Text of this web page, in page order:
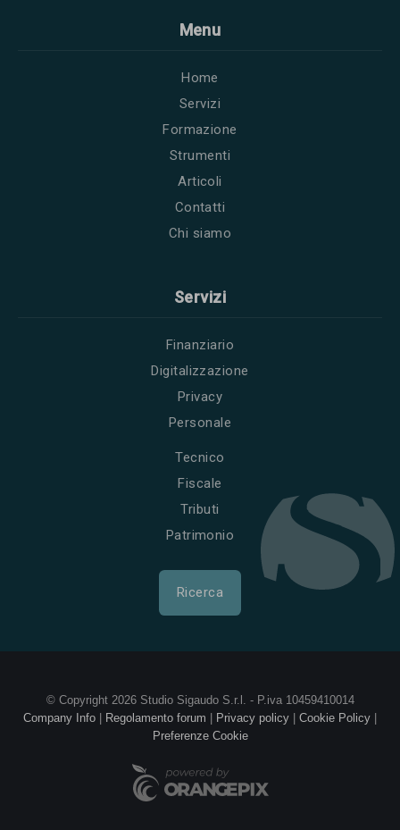
Menu
Home
Servizi
Formazione
Strumenti
Articoli
Contatti
Chi siamo
Servizi
Finanziario
Digitalizzazione
Privacy
Personale
Tecnico
Fiscale
Tributi
Patrimonio
Ricerca
© Copyright 2026 Studio Sigaudo S.r.l. - P.iva 10459410014
Company Info
Regolamento forum Privacy policy Cookie Policy
Preferenze Cookie